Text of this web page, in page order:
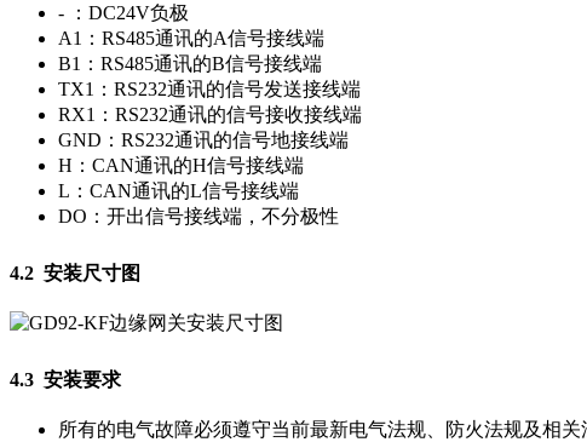
- ：DC24V负极
A1：RS485通讯的A信号接线端
B1：RS485通讯的B信号接线端
TX1：RS232通讯的信号发送接线端
RX1：RS232通讯的信号接收接线端
GND：RS232通讯的信号地接线端
H：CAN通讯的H信号接线端
L：CAN通讯的L信号接线端
DO：开出信号接线端，不分极性
4.2 安装尺寸图
4.3 安装要求
所有的电气故障必须遵守当前最新电气法规、防火法规及相关